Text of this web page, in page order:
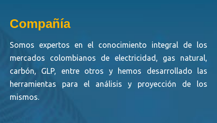
Compañía
Somos expertos en el conocimiento integral de los
mercados colombianos de electricidad, gas natural,
carbón, GLP, entre otros y hemos desarrollado las
herramientas para el análisis y proyección de los
mismos.